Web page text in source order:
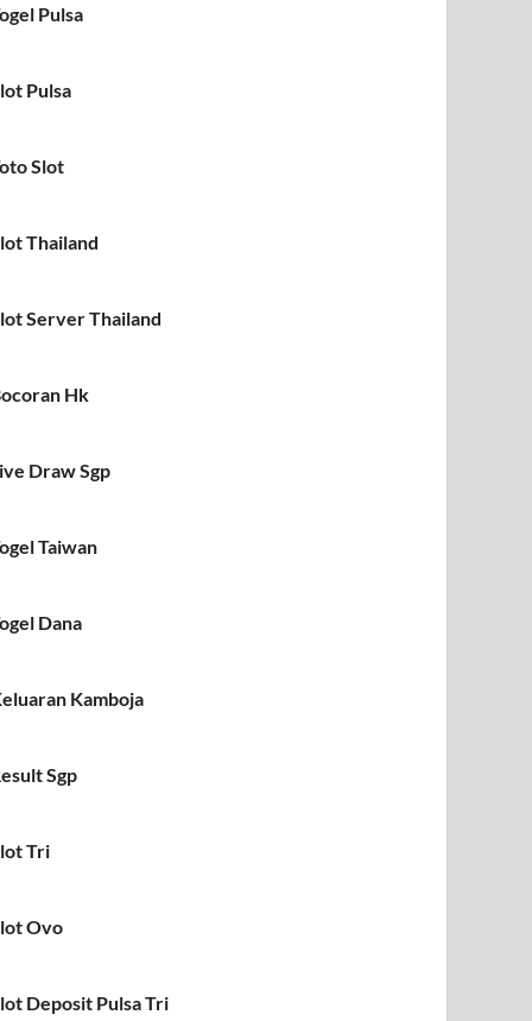
Pulsa
Pulsa
Slot
Thailand
Server Thailand
Hk
Draw Sgp
Taiwan
Dana
Kamboja
Sgp
Tri
Ovo
Deposit Pulsa Tri